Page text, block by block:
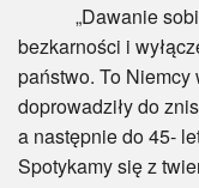
„Dawanie sobie
bezkarności i
państwo. To Niemcy
doprowadziły do
a następnie do 45-
Spotykamy się z